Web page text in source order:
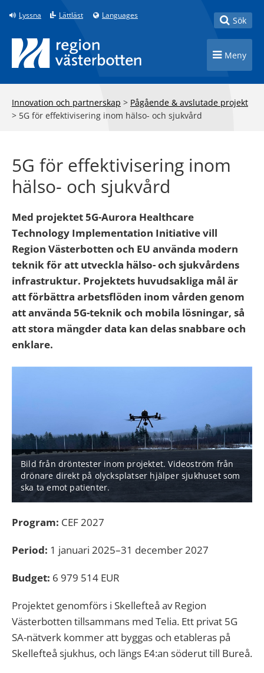
Till innehåll på sidan
Lyssna Lättläst Languages Toggle
Sök
Toggle
Meny
Innovation och partnerskap > Pågående & avslutade projekt
> 5G för effektivisering inom hälso- och sjukvård
5G för effektivisering inom
hälso- och sjukvård
Med projektet 5G-Aurora Healthcare
Technology Implementation Initiative vill
Region Västerbotten och EU använda modern
teknik för att utveckla hälso- och sjukvårdens
infrastruktur. Projektets huvudsakliga mål är
att förbättra arbetsflöden inom vården genom
att använda 5G-teknik och mobila lösningar, så
att stora mängder data kan delas snabbare och
enklare.
Bild från dröntester inom projektet. Videoström från
drönare direkt på olycksplatser hjälper sjukhuset som
ska ta emot patienter.
Program: CEF 2027
Period: 1 januari 2025–31 december 2027
Budget: 6 979 514 EUR
Projektet genomförs i Skellefteå av Region
Västerbotten tillsammans med Telia. Ett privat 5G
SA-nätverk kommer att byggas och etableras på
Skellefteå sjukhus, och längs E4:an söderut till Bureå.